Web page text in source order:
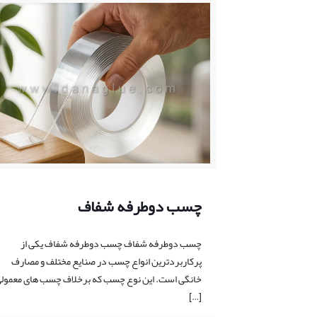
چسب دوطرفه شفاف
چسب دوطرفه شفاف چسب دوطرفه شفاف یکی از
پرکاربردترین انواع چسب در صنایع مختلف و مصارف
خانگی است. این نوع چسب که برخلاف چسب های
[…]